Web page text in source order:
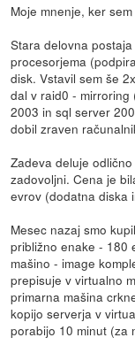
Moje mnenje, ker
Stara delovna
procesorjema
disk. Vstavil sem še
dal v raid0 -
2003 in sql server
dobil zraven
Zadeva deluje
zadovoljni. Cena je
evrov (dodatna diska
Mesec nazaj smo
približno enake - 180
mašino - image
prepisuje v virtualno
primarna mašina
kopijo serverja v
porabijo 10 minut (za